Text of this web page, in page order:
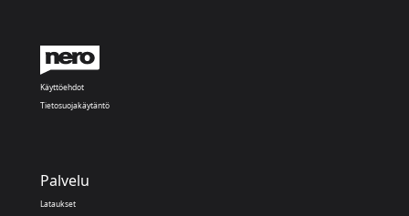
Käyttöehdot
Tietosuojakäytäntö
Palvelu
Lataukset